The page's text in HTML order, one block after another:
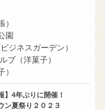
）
園
ジネスガーデン）
ブ（洋菓子）
）
】4年ぶりに開催！
ン夏祭り２０２３